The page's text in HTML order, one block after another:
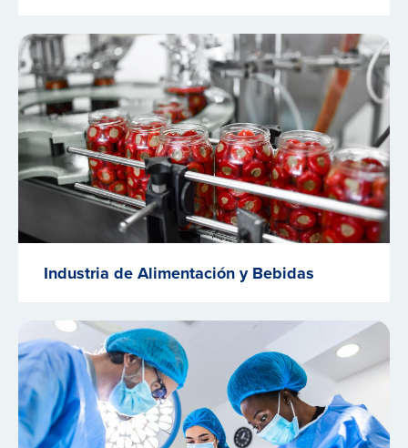
Industria de Alimentación y Bebidas